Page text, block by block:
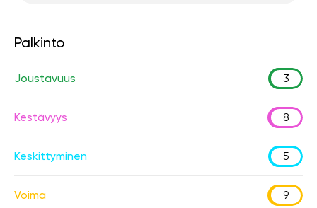
Palkinto
Joustavuus 3
Kestävyys 8
Keskittyminen 5
Voima 9